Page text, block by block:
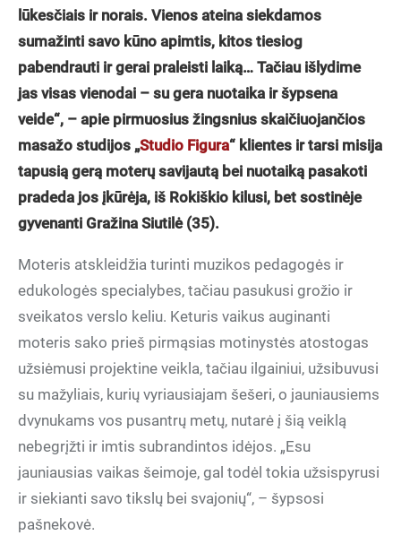
lūkesčiais ir norais. Vienos ateina siekdamos
sumažinti savo kūno apimtis, kitos tiesiog
pabendrauti ir gerai praleisti laiką… Tačiau išlydime
jas visas vienodai – su gera nuotaika ir šypsena
veide“, – apie pirmuosius žingsnius skaičiuojančios
masažo studijos „Studio Figura“ klientes ir tarsi misija
tapusią gerą moterų savijautą bei nuotaiką pasakoti
pradeda jos įkūrėja, iš Rokiškio kilusi, bet sostinėje
gyvenanti Gražina Siutilė (35).
Moteris atskleidžia turinti muzikos pedagogės ir
edukologės specialybes, tačiau pasukusi grožio ir
sveikatos verslo keliu. Keturis vaikus auginanti
moteris sako prieš pirmąsias motinystės atostogas
užsiėmusi projektine veikla, tačiau ilgainiui, užsibuvusi
su mažyliais, kurių vyriausiajam šešeri, o jauniausiems
dvynukams vos pusantrų metų, nutarė į šią veiklą
nebegrįžti ir imtis subrandintos idėjos. „Esu
jauniausias vaikas šeimoje, gal todėl tokia užsispyrusi
ir siekianti savo tikslų bei svajonių“, – šypsosi
pašnekovė.